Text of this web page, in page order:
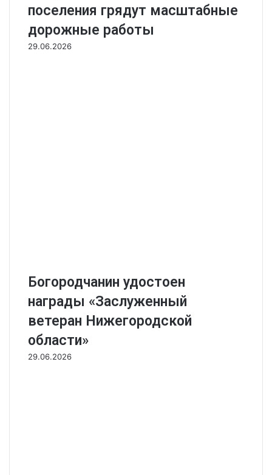
поселения грядут масштабные
дорожные работы
29.06.2026
Богородчанин удостоен
награды «Заслуженный
ветеран Нижегородской
области»
29.06.2026